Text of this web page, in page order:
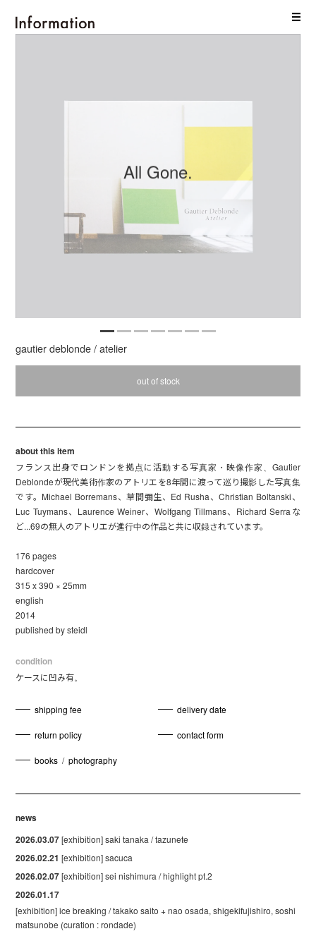
gautier deblonde / atelier
out of stock
about this item
フランス出身でロンドンを拠点に活動する写真家・映像作家、Gautier
Deblondeが現代美術作家のアトリエを8年間に渡って巡り撮影した写真集
です。Michael Borremans、草間彌生、Ed Rusha、Christian Boltanski、
Luc Tuymans、Laurence Weiner、Wolfgang Tillmans、Richard Serraな
ど...69の無人のアトリエが進行中の作品と共に収録されています。
176 pages
hardcover
315 x 390 × 25mm
english
2014
published by steidl
condition
ケースに凹み有。
shipping fee delivery date
return policy contact form
books / photography
news
2026.03.07[exhibition] saki tanaka / tazunete
2026.02.21 [exhibition] sacuca
2026.02.07[exhibition] sei nishimura / highlight pt.2
2026.01.17
[exhibition] ice breaking / takako saito + nao osada, shigekifujishiro, soshi
matsunobe (curation : rondade)